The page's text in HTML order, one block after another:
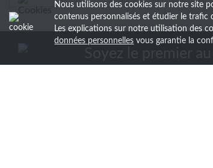
Nous utilisons des cookies sur notre site
contenus personnalisés et étudier le trafic
Les explications sur notre utilisation des
données personnelles vous garantie la